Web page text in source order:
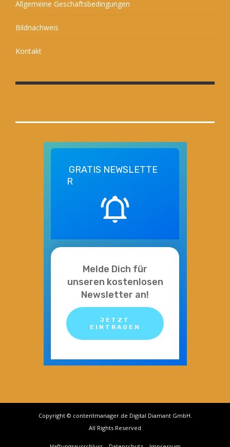
Allgemeine Geschäftsbedingungen
Bildnachweis
Kontakt
GRATIS NEWSLETTE
R
Melde Dich für
unseren kostenlosen
Newsletter an!
JETZT
EINTRAGEN
Copyright © contentmanager.de Digital Diamant GmbH.
All Rights Reserved